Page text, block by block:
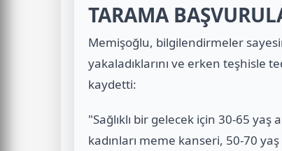
TARAMA
Memişoğlu, bilgilendirmeler
yakaladıklarını ve erken teşhisle
kaydetti:
"Sağlıklı bir gelecek için 30-65 yaş
kadınları meme kanseri, 50-70